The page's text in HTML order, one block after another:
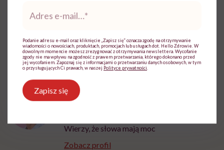
źródło: www.delfi.lt, thepostedia.com, tabloid.pravda.com
Aleksandra Tchórzewska
Wierzy, że słowa mają moc
Zobacz profil
*
Podanie adresu e-mail oraz kliknięcie „Zapisz się” oznacza zgodę na otrzymywanie
wiadomości o nowościach, produktach, promocjach lub usługach dot. Hello Zdrowie. W
dowolnym momencie możesz zrezygnować z otrzymywania newslettera. Wycofanie
zgody nie ma wpływu na zgodność z prawem przetwarzania, którego dokonano przed
jej wycofaniem. Zapoznaj się z informacjami o przetwarzaniu danych osobowych, w tym
o przysługujących Ci prawach, w naszej Polityce prywatności
Zapisz się